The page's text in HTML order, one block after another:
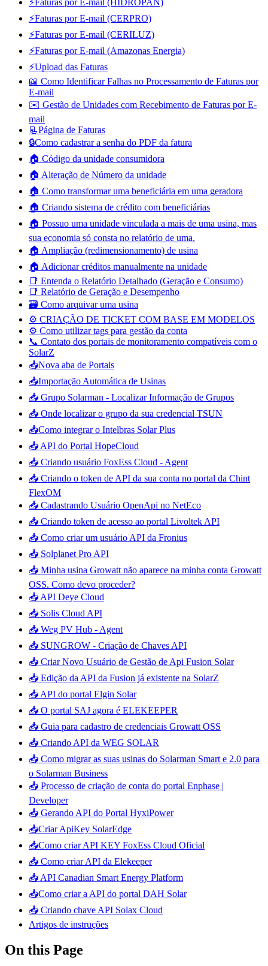
⚡Faturas por E-mail (HIDROPAN)
⚡Faturas por E-mail (CERPRO)
⚡Faturas por E-mail (CERILUZ)
⚡Faturas por E-mail (Amazonas Energia)
⚡Upload das Faturas
📖 Como Identificar Falhas no Processamento de Faturas por
E-mail
✉️ Gestão de Unidades com Recebimento de Faturas por E-
mail
📃Página de Faturas
🔒Como cadastrar a senha do PDF da fatura
🏠 Código da unidade consumidora
🏠 Alteração de Número da unidade
🏠 Como transformar uma beneficiária em uma geradora
🏠 Criando sistema de crédito com beneficiárias
🏠 Possuo uma unidade vinculada a mais de uma usina, mas
sua economia só consta no relatório de uma.
🏠 Ampliação (redimensionamento) de usina
🏠 Adicionar créditos manualmente na unidade
📑 Entenda o Relatório Detalhado (Geração e Consumo)
📑 Relatório de Geração e Desempenho
🗃️ Como arquivar uma usina
⚙️ CRIAÇÃO DE TICKET COM BASE EM MODELOS
⚙️ Como utilizar tags para gestão da conta
📞 Contato dos portais de monitoramento compatíveis com o
SolarZ
📥Nova aba de Portais
📥Importação Automática de Usinas
📥 Grupo Solarman - Localizar Informação de Grupos
📥 Onde localizar o grupo da sua credencial TSUN
📥Como integrar o Intelbras Solar Plus
📥 API do Portal HopeCloud
📥 Criando usuário FoxEss Cloud - Agent
📥 Criando o token de API da sua conta no portal da Chint
FlexOM
📥 Cadastrando Usuário OpenApi no NetEco
📥 Criando token de acesso ao portal Livoltek API
📥 Como criar um usuário API da Fronius
📥 Solplanet Pro API
📥 Minha usina Growatt não aparece na minha conta Growatt
OSS. Como devo proceder?
📥 API Deye Cloud
📥 Solis Cloud API
📥 Weg PV Hub - Agent
📥 SUNGROW - Criação de Chaves API
📥 Criar Novo Usuário de Gestão de Api Fusion Solar
📥 Edição da API da Fusion já existente na SolarZ
📥 API do portal Elgin Solar
📥 O portal SAJ agora é ELEKEEPER
📥 Guia para cadastro de credenciais Growatt OSS
📥 Criando API da WEG SOLAR
📥 Como migrar as suas usinas do Solarman Smart e 2.0 para
o Solarman Business
📥 Processo de criação de conta do portal Enphase |
Developer
📥 Gerando API do Portal HyxiPower
📥Criar ApiKey SolarEdge
📥Como criar API KEY FoxEss Cloud Oficial
📥 Como criar API da Elekeeper
📥 API Canadian Smart Energy Platform
📥Como criar a API do portal DAH Solar
📥 Criando chave API Solax Cloud
Artigos de instruções
On this Page